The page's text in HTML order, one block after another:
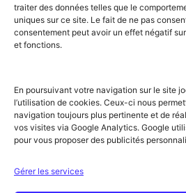
traiter des données telles que le
uniques sur ce site. Le fait de ne pas
consentement peut avoir un effet négatif
et fonctions.
En poursuivant votre navigation sur le site
l’utilisation de cookies. Ceux-ci nous
navigation toujours plus pertinente et de
vos visites via Google Analytics. Google
pour vous proposer des publicités
Gérer les services
Gourette
Gruissan
Hendaye
Hossegor
Marennes
Marseille
Méribel
Achat de vélo
Atelier vélo
Livraison à domicile
Itinéraires vélo
Sorties guidées
NOTRE RÉSEAU ET PARTENAIRES
Offre partenaires hébergeurs